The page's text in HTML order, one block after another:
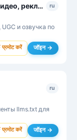
Creoy — ИИ нейросеть: фото, видео, реклама ru
и озвучка по
प्रमोट करें जॉइन →
ru
llms.txt для
प्रमोट करें जॉइन →